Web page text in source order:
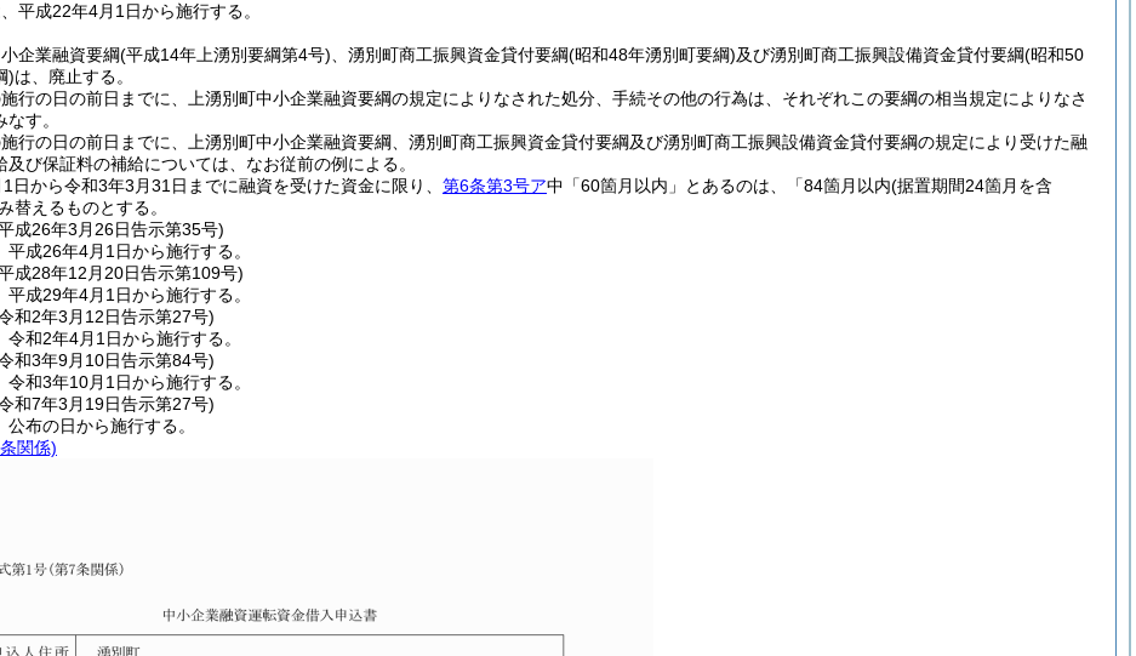
平成22年4月1日から施行する。
小企業融資要綱(平成14年上湧別要綱第4号) 、湧別町商工振興資金貸付要綱(昭和48年湧別町要綱)及び湧別町商工振興設備資金貸付要綱(昭和50
)は、廃止する。
行の日の前日までに、上湧別町中小企業融資要綱の規定によりなされた処分、手続その他の行為は、それぞれこの要綱の相当規定によりなさ
す。
行の日の前日までに、上湧別町中小企業融資要綱、湧別町商工振興資金貸付要綱及び湧別町商工振興設備資金貸付要綱の規定により受けた融
及び保証料の補給については、なお従前の例による。
日から令和3年3月31日までに融資を受けた資金に限り、 第6条第3号ア中「60箇月以内」とあるのは、「84箇月以内(据置期間24箇月を含
替えるものとする。
成26年3月26日告示第35号)
平成26年4月1日から施行する。
成28年12月20日告示第109号)
平成29年4月1日から施行する。
和2年3月12日告示第27号)
令和2年4月1日から施行する。
和3年9月10日告示第84号)
令和3年10月1日から施行する。
和7年3月19日告示第27号)
公布の日から施行する。
関係)